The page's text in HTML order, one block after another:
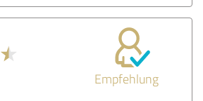
Empfehlung